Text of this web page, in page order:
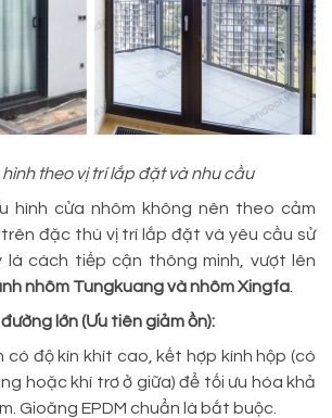
theo vị trí lắp đặt và nhu cầu
hình cửa nhôm không nên theo cảm
đặc thù vị trí lắp đặt và yêu cầu sử
là cách tiếp cận thông minh, vượt lên
nhôm Tungkuang và nhôm Xingfa
lớn (Ưu tiên giảm ồn):
có độ kín khít cao, kết hợp kính hộp (có
hoặc khí trơ ở giữa) để tối ưu hóa khả
Gioăng EPDM chuẩn là bắt buộc.